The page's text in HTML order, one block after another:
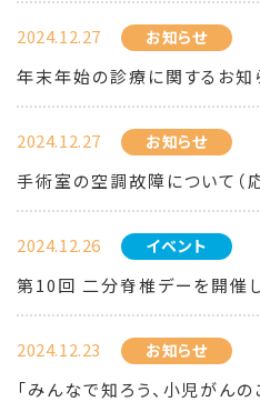
2024.12.27 お知らせ
年末年始の診療に関するお知
2024.12.27 お知らせ
手術室の空調故障について（
2024.12.26 イベント
第10回 二分脊椎デーを開催し
2024.12.23 お知らせ
「みんなで知ろう、小児がんの